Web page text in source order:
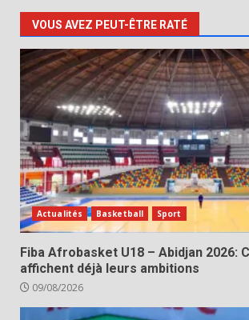
VOUS AVEZ PEUT-ÊTRE RATÉ
Actualités Basketball Sport
Fiba Afrobasket U18 – Abidjan 2026:
affichent déjà leurs ambitions
09/08/2026